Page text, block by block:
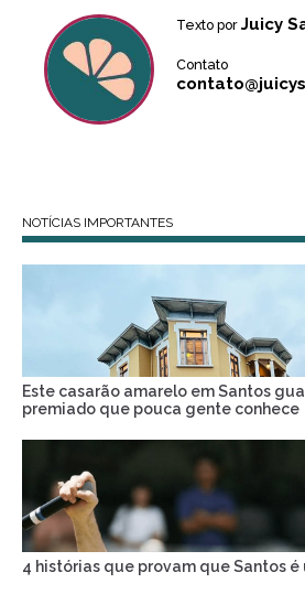
Texto por Juicy
Contato
NOTÍCIAS IMPORTANTES
Este casarão amarelo em Santos
premiado que pouca gente conhece
4 histórias que provam que Santos